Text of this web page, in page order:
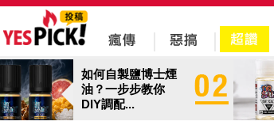
如何自製鹽博士煙
油？一步步教你
DIY調配...